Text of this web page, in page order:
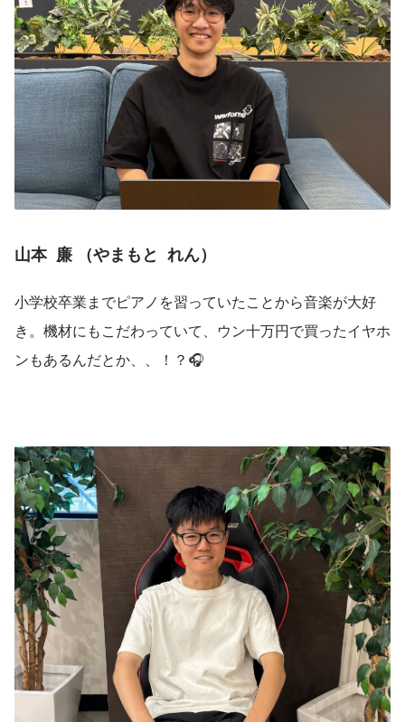
山本  廉 （やまもと  れん）
小学校卒業までピアノを習っていたことから音楽が大好
き。機材にもこだわっていて、ウン十万円で買ったイヤホ
ンもあるんだとか、、！？🎧